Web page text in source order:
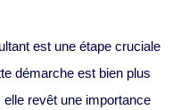
est une étape cruciale
démarche est bien plus
revêt une importance